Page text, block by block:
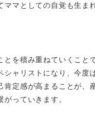
ママとしての自覚も生ま
とを積み重ねていくこと
シャリストになり、今度
肯定感が高まることが、
がっていきます。